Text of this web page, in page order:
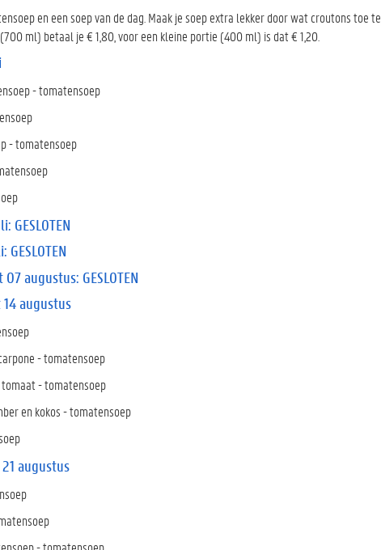
en een soep van de dag. Maak je soep extra lekker door wat croutons toe te
ml) betaal je € 1,80, voor een kleine portie (400 ml) is dat € 1,20.
- tomatensoep
- tomatensoep
augustus: GESLOTEN
augustus
- tomatensoep
- tomatensoep
en kokos - tomatensoep
augustus